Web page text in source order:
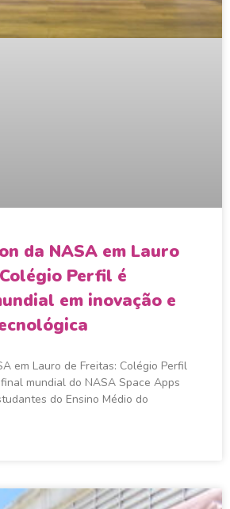
da NASA em Lauro
Perfil é
em inovação e
em Lauro de Freitas: Colégio Perfil
mundial do NASA Space Apps
do Ensino Médio do